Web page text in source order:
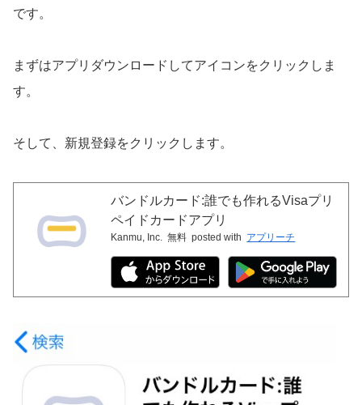
です。
まずはアプリダウンロードしてアイコンをクリックしま
す。
そして、新規登録をクリックします。
バンドルカード:誰でも作れるVisaプリ
ペイドカードアプリ
Kanmu, Inc. 無料 posted with アプリーチ